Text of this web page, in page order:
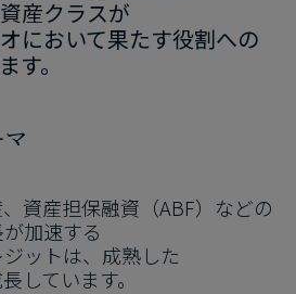
産クラスが​
に​おいて​果たす役割への​
す。
資産担保融資​（ABF）などの​
加速する​
ットは、​成熟した​
しています。